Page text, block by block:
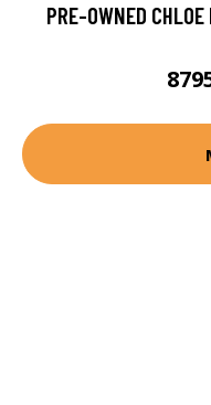
PRE-OWNED CHLOE